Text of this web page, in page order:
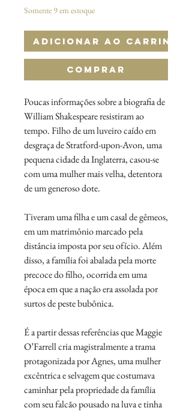
Somente 9 em estoque
Adicionar ao Carrinho
Comprar
Poucas informações sobre a biografia de
William Shakespeare resistiram ao
tempo. Filho de um luveiro caído em
desgraça de Stratford-upon-Avon, uma
pequena cidade da Inglaterra, casou-se
com uma mulher mais velha, detentora
de um generoso dote.
Tiveram uma filha e um casal de gêmeos,
em um matrimônio marcado pela
distância imposta por seu ofício. Além
disso, a família foi abalada pela morte
precoce do filho, ocorrida em uma
época em que a nação era assolada por
surtos de peste bubônica.
É a partir dessas referências que Maggie
O’Farrell cria magistralmente a trama
protagonizada por Agnes, uma mulher
excêntrica e selvagem que costumava
caminhar pela propriedade da família
com seu falcão pousado na luva e tinha